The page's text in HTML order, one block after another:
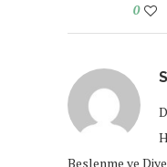
0
Beslenme ve